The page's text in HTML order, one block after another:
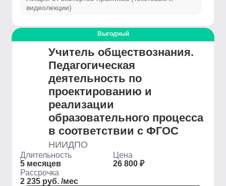
видеолекции)
Выгодный
Учитель обществознания.
Педагогическая
деятельность по
проектированию и
реализации
образовательного процесса
в соответствии с ФГОС
НИИДПО
Длительность
5 месяцев
Цена
26 800 ₽
Рассрочка
2 235 руб. /мес